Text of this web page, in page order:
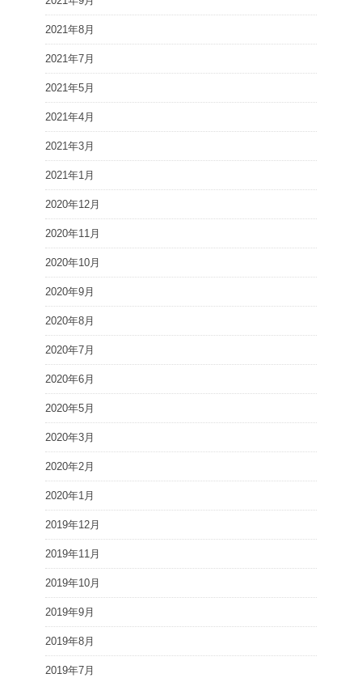
2021年8月
2021年7月
2021年5月
2021年4月
2021年3月
2021年1月
2020年12月
2020年11月
2020年10月
2020年9月
2020年8月
2020年7月
2020年6月
2020年5月
2020年3月
2020年2月
2020年1月
2019年12月
2019年11月
2019年10月
2019年9月
2019年8月
2019年7月